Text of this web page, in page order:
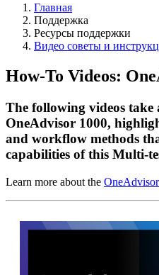
Главная
Поддержка
Ресурсы поддержки
Видео советы и
How-To Videos:
The following videos take
OneAdvisor 1000,
and workflow methods
capabilities of this Multi-
Learn more about the